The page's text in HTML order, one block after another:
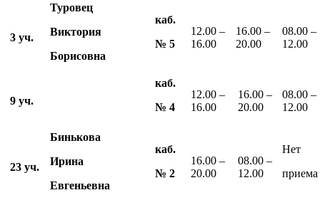
3 уч.
Туровец
Виктория
Борисовна
каб.
№ 5
12.00 –
16.00
16.00 –
20.00
08.00 –
12.00
9 уч.
каб.
№ 4
12.00 –
16.00
16.00 –
20.00
08.00 –
12.00
23 уч.
Бинькова
Ирина
Евгеньевна
каб.
№ 2
16.00 –
20.00
08.00 –
12.00
Нет
приема